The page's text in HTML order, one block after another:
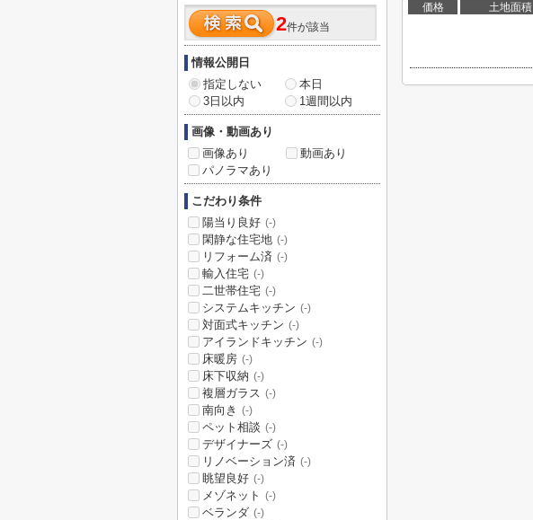
価格 土地面積
2件が該当
情報公開日
指定しない
本日
3日以内
1週間以内
画像・動画あり
画像あり
動画あり
パノラマあり
こだわり条件
陽当り良好 (-)
閑静な住宅地 (-)
リフォーム済 (-)
輸入住宅 (-)
二世帯住宅 (-)
システムキッチン (-)
対面式キッチン (-)
アイランドキッチン (-)
床暖房 (-)
床下収納 (-)
複層ガラス (-)
南向き (-)
ペット相談 (-)
デザイナーズ (-)
リノベーション済 (-)
眺望良好 (-)
メゾネット (-)
ベランダ (-)